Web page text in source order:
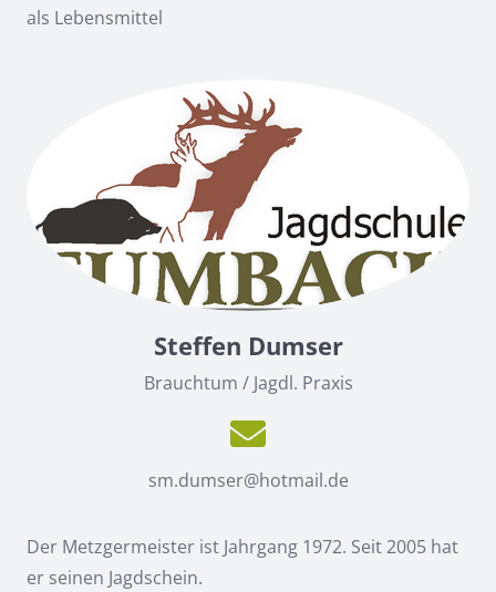
als Lebensmittel
Steffen Dumser
Brauchtum / Jagdl. Praxis
sm.dumser@hotmail.de
Der Metzgermeister ist Jahrgang 1972. Seit 2005 hat
er seinen Jagdschein.